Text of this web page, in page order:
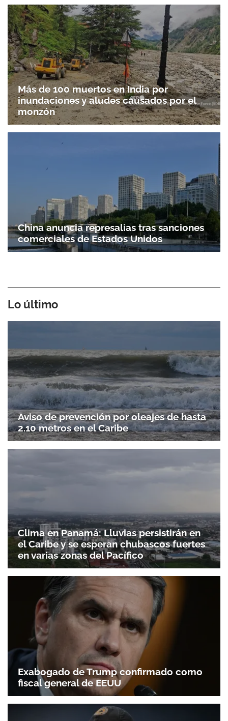
Más de 100 muertos en India por
inundaciones y aludes causados por el
monzón
China anuncia represalias tras sanciones
comerciales de Estados Unidos
Lo último
Aviso de prevención por oleajes de hasta
2.10 metros en el Caribe
Clima en Panamá: Lluvias persistirán en
el Caribe y se esperan chubascos fuertes
en varias zonas del Pacífico
Exabogado de Trump confirmado como
fiscal general de EEUU